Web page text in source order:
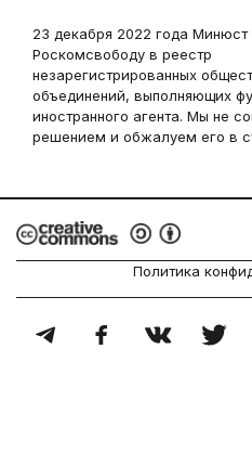
23 декабря 2022 года
Роскомсвободу в реестр
незарегистрированных
объединений, выполняющих
иностранного агента. Мы не
решением и обжалуем его в
Политика